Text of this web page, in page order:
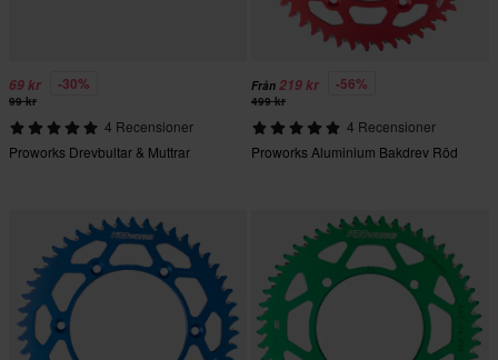
69 kr -30%
99 kr
4 Recensioner
Proworks Drevbultar & Muttrar
Från 219 kr -56%
499 kr
4 Recensioner
Proworks Aluminium Bakdrev Röd